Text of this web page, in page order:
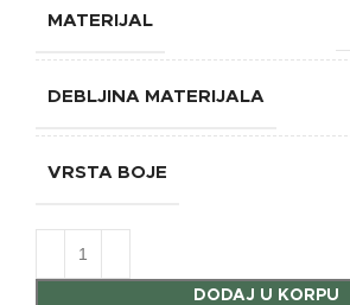
MATERIJAL
DEBLJINA MATERIJALA
VRSTA BOJE
DODAJ U KORPU